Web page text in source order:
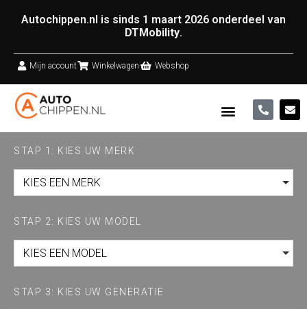
Autochippen.nl is sinds 1 maart 2026 onderdeel van
DTMobility.
Mijn account Winkelwagen Webshop
STAP 1: KIES UW MERK
KIES EEN MERK
STAP 2: KIES UW MODEL
KIES EEN MODEL
STAP 3: KIES UW GENERATIE